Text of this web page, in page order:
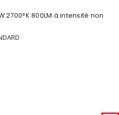
2700°K 800LM à intensité non